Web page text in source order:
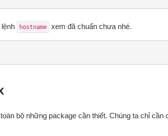
hostname xem đã chuẩn chưa nhé.
bộ những package cần thiết. Chúng ta chỉ cần